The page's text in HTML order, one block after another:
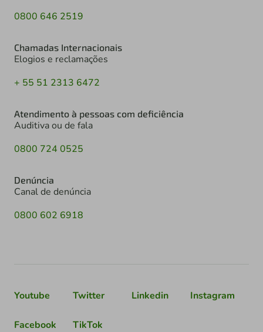
0800 646 2519
Chamadas Internacionais
Elogios e reclamações
+ 55 51 2313 6472
Atendimento à pessoas com deficiência
Auditiva ou de fala
0800 724 0525
Denúncia
Canal de denúncia
0800 602 6918
Youtube Twitter Linkedin Instagram
Facebook TikTok